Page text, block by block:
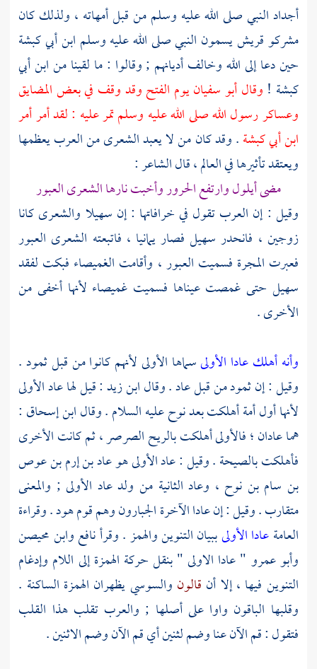
أجداد النبي صلى الله عليه وسلم من قبل أمهاته ، ولذلك كان
مشركوقريشيسمون النبي صلى الله عليه وسلم ابن أبي كبشة
حين دعا إلى الله وخالف أديانهم ; وقالوا : ما لقينا من ابن أبي
كبشة ! وقالأبو سفيانيوم الفتح وقد وقف في بعض المضايق
وعساكر رسول الله صلى الله عليه وسلم تمر عليه : لقد أمر أمر
ابن أبي كبشة. وقد كان من لا يعبد الشعرى من العرب يعظمها
ويعتقد تأثيرها في العالم ، قال الشاعر :
مضى أيلول وارتفع الحرور وأخبت نارها الشعرى العبور
وقيل : إن العرب تقول في خرافاتها : إن سهيلا والشعرى كانا
زوجين ، فانحدر سهيل فصار يمانيا ، فاتبعته الشعرى العبور
فعبرت المجرة فسميت العبور ، وأقامت الغميصاء فبكت لفقد
سهيل حتى غمصت عيناها فسميت غميصاء لأنها أخفى من
الأخرى .
وأنه أهلك عادا الأولىسماها الأولى لأنهم كانوا من قبلثمود.
وقيل : إنثمودمن قبلعاد. وقالابن زيد: قيل لهاعاد الأولى
لأنها أول أمة أهلكت بعدنوحعليه السلام . وقالابن إسحاق :
هما عادان ؛ فالأولى أهلكت بالريح الصرصر ، ثم كانت الأخرى
فأهلكت بالصيحة . وقيل :عاد الأولىهوعاد بن إرم بن عوص
بن سام بن نوح ، وعاد الثانيةمن ولدعاد الأولى ; والمعنى
متقارب . وقيل : إنعادا الآخرةالجبارون وهم قومهود. وقراءة
العامةعادا الأولىببيان التنوين والهمز . وقرأنافعوابن محيصن
وأبو عمرو " عادا الاولى " بنقل حركة الهمزة إلى اللام وإدغام
التنوين فيها ، إلا أن قالون والسوسييظهران الهمزة الساكنة .
وقلبها الباقون واوا على أصلها ; والعرب تقلب هذا القلب
فتقول : قم الآن عنا وضم لثنين أي قم الآن وضم الاثنين .